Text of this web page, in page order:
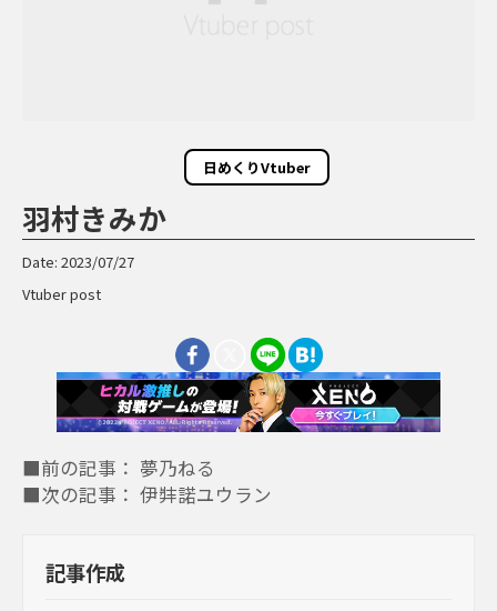
日めくりVtuber
羽村きみか
Date: 2023/07/27
Vtuber post
■前の記事： 夢乃ねる
■次の記事： 伊弉諾ユウラン
記事作成